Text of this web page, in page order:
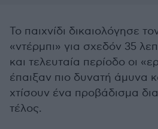
Το παιχνίδι δικαιολόγησε
«ντέρμπι» για σχεδόν 35
και τελευταία περίοδο οι
έπαιξαν πιο δυνατή άμυνα
χτίσουν ένα προβάδισμα
τέλος.